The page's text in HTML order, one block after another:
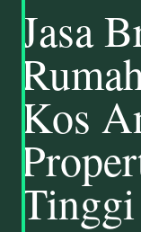
Jasa
Kos
Tinggi